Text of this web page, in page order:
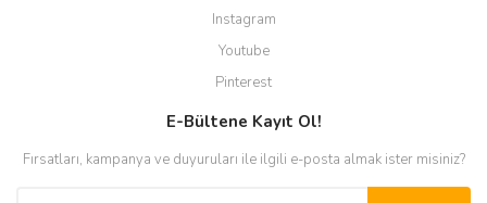
Instagram
Youtube
Pinterest
E-Bültene Kayıt Ol!
Fırsatları, kampanya ve duyuruları ile ilgili e-posta almak ister misiniz?